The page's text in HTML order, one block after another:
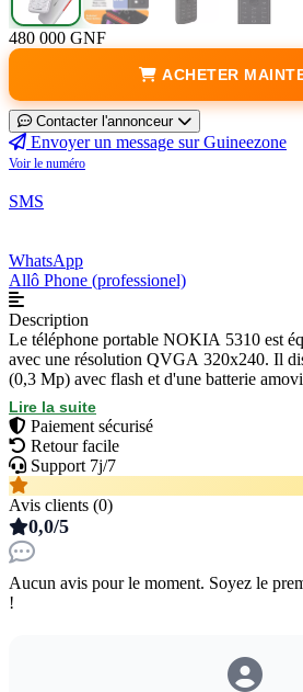
480 000 GNF
ACHETER
Contacter l'annonceur
Envoyer un message sur Guineezone
Voir le numéro
SMS
WhatsApp
Allô Phone (professionel)
Description
Le téléphone portable NOKIA 5310 est
avec une résolution QVGA 320x240. Il
(0,3 Mp) avec flash et d'une batterie
4UL). Ce téléphone est compatible avec
1800 et possède une mémoire RAM de 8
DUAL SIM.
Lire la suite
Paiement sécurisé
Retour facile
Support 7j/7
Avis clients (0)
0,0/5
Aucun avis pour le moment. Soyez le
!